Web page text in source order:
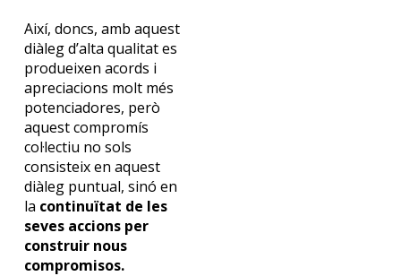
Així, doncs, amb aquest
diàleg d’alta qualitat es
produeixen acords i
apreciacions molt més
potenciadores, però
aquest compromís
col·lectiu no sols
consisteix en aquest
diàleg puntual, sinó en
la continuïtat de les
seves accions per
construir nous
compromisos.